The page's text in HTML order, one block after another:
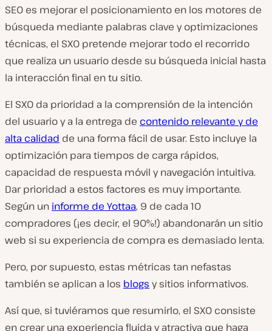
SEO es mejorar el posicionamiento en los motores de
búsqueda mediante palabras clave y optimizaciones
técnicas, el SXO pretende mejorar todo el recorrido
que realiza un usuario desde su búsqueda inicial hasta
la interacción final en tu sitio.
El SXO da prioridad a la comprensión de la intención
del usuario y a la entrega de contenido relevante y de
alta calidad de una forma fácil de usar. Esto incluye la
optimización para tiempos de carga rápidos,
capacidad de respuesta móvil y navegación intuitiva.
Dar prioridad a estos factores es muy importante.
Según un informe de Yottaa, 9 de cada 10
compradores (¡es decir, el 90%!) abandonarán un sitio
web si su experiencia de compra es demasiado lenta.
Pero, por supuesto, estas métricas tan nefastas
también se aplican a los blogs y sitios informativos.
Así que, si tuviéramos que resumirlo, el SXO consiste
en crear una experiencia fluida y atractiva que haga